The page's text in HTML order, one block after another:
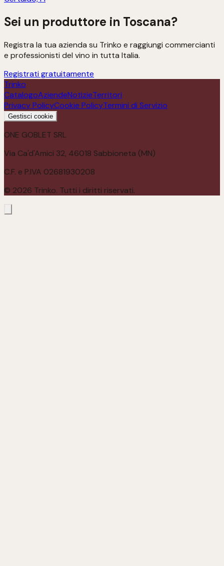
Sei un produttore in Toscana?
Registra la tua azienda su Trinko e raggiungi commercianti
e professionisti del vino in tutta Italia.
Registrati gratuitamente
Trinko
CatalogoAziendeNotizieTerritori
Privacy PolicyCookie PolicyTermini di Servizio
Gestisci cookie
ONE GOBLET SRL
Via Ca'd'Amici 32, 46018 Sabbioneta (MN)
C.F. e P.IVA 02681930208
© 2026 Trinko. Tutti i diritti riservati.